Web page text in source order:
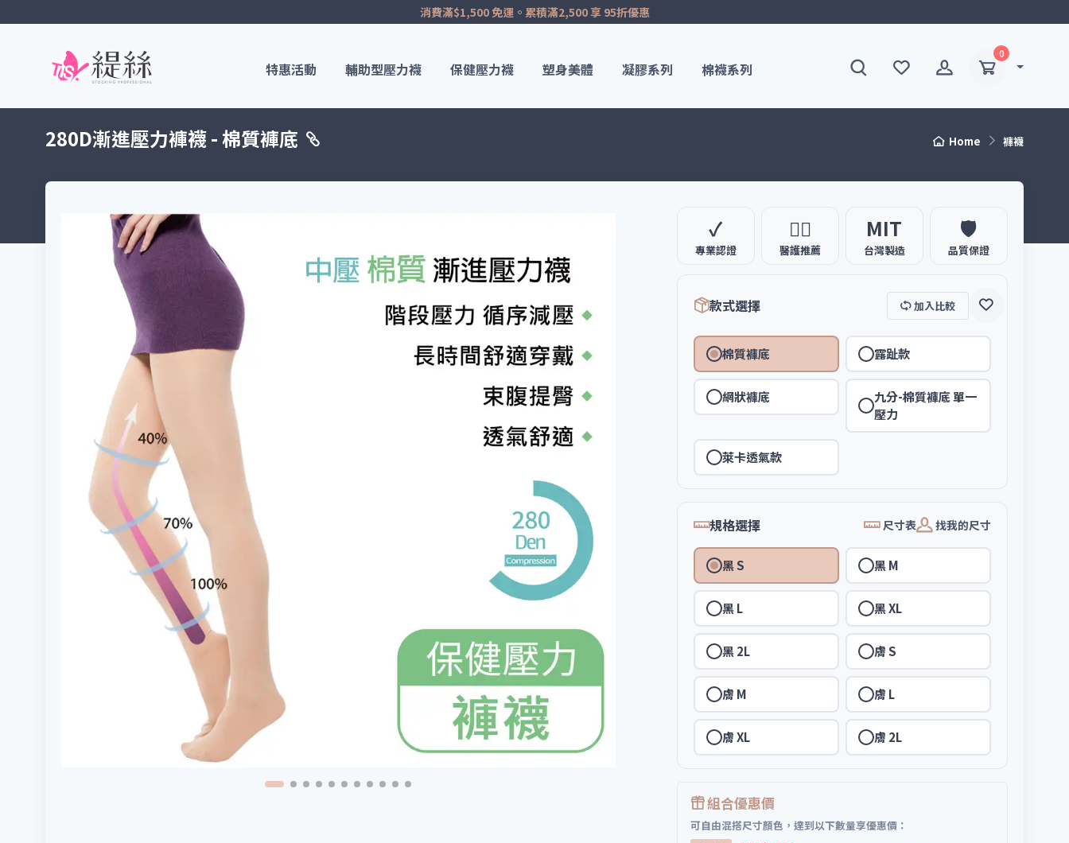
消費滿$1,500 免運。累積滿2,500 享 95折優惠
0
特惠活動 輔助型壓力襪 保健壓力襪 塑身美體 凝膠系列 棉襪系列
Home 褲襪
280D漸進壓力褲襪 - 棉質褲底
✓
專業認證
🧑‍⚕️
醫護推薦
MIT
台灣製造
🛡️
品質保證
款式選擇 加入比較
棉質褲底 露趾款
網狀褲底
九分-棉質褲底 單一
壓力
萊卡透氣款
規格選擇 尺寸表 找我的尺寸
黑 S 黑 M
黑 L 黑 XL
黑 2L 膚 S
膚 M 膚 L
膚 XL 膚 2L
組合優惠價
可自由混搭尺寸顏色，達到以下數量享優惠價：